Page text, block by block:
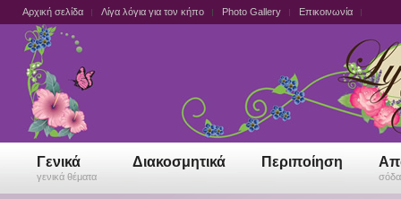
Αρχική σελίδα Λίγα λόγια για τον κήπο Photo Gallery Επικοινωνία
Γενικά
γενικά θέματα
Διακοσμητικά Περιποίηση